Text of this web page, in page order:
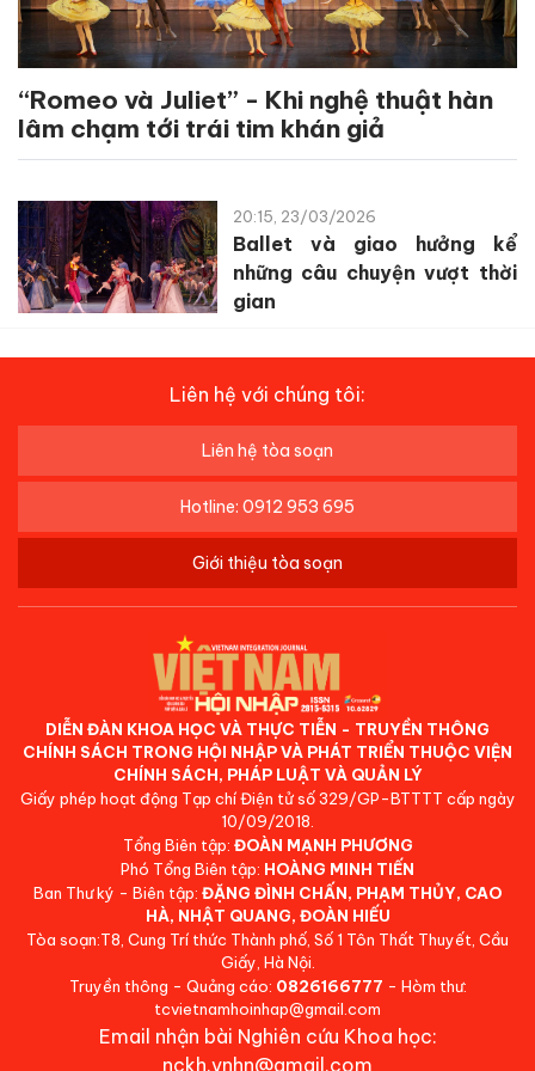
“Romeo và Juliet” - Khi nghệ thuật hàn
lâm chạm tới trái tim khán giả
20:15, 23/03/2026
Ballet và giao hưởng kể
những câu chuyện vượt thời
gian
Liên hệ với chúng tôi:
Liên hệ tòa soạn
Hotline: 0912 953 695
Giới thiệu tòa soạn
DIỄN ĐÀN KHOA HỌC VÀ THỰC TIỄN - TRUYỀN THÔNG
CHÍNH SÁCH TRONG HỘI NHẬP VÀ PHÁT TRIỂN THUỘC VIỆN
CHÍNH SÁCH, PHÁP LUẬT VÀ QUẢN LÝ
Giấy phép hoạt động Tạp chí Điện tử số 329/GP-BTTTT cấp ngày
10/09/2018.
Tổng Biên tập: ĐOÀN MẠNH PHƯƠNG
Phó Tổng Biên tập: HOÀNG MINH TIẾN
Ban Thư ký - Biên tập: ĐẶNG ĐÌNH CHẤN, PHẠM THỦY, CAO
HÀ, NHẬT QUANG, ĐOÀN HIẾU
Tòa soạn:T8, Cung Trí thức Thành phố, Số 1 Tôn Thất Thuyết, Cầu
Giấy, Hà Nội.
Truyền thông - Quảng cáo: 0826166777 - Hòm thư:
tcvietnamhoinhap@gmail.com
Email nhận bài Nghiên cứu Khoa học:
nckh.vnhn@gmail.com